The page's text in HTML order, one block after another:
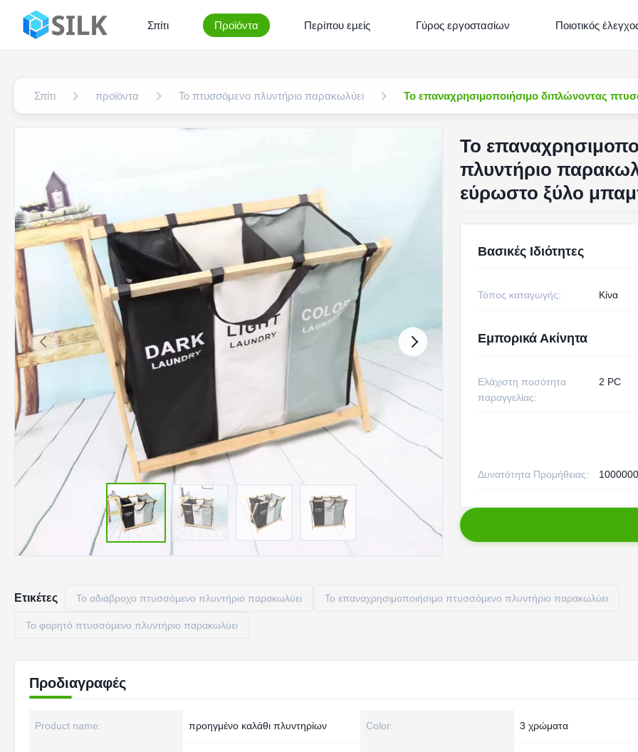
Σπίτι Προϊόντα Περίπου εμείς Γύρος εργοστασίων Ποιοτικός
Σπίτι προϊόντα Το πτυσσόμενο πλυντήριο παρακωλύει Το επαναχρησιμοποιήσιμο διπλώνοντας
Το
πλυντήριο
εύρωστο ξύλο
Βασικές Ιδιότητες
Τόπος καταγωγής: Κίνα
Εμπορικά Ακίνητα
Ελάχιστη ποσότητα
παραγγελίας:
2 PC
Δυνατότητα Προμήθειας:
Ετικέτες Το αδιάβροχο πτυσσόμενο πλυντήριο παρακωλύει Το επαναχρησιμοποιήσιμο πτυσσόμενο πλυντήριο παρακωλύει
Το φορητό πτυσσόμενο πλυντήριο παρακωλύει
Προδιαγραφές
Product name: προηγμένο καλάθι πλυντηρίων Color: 3 χρώματα